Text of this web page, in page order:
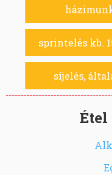
sprintelés kb.
síjelés,